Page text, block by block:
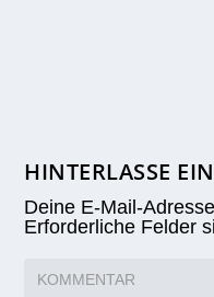
HINTERLASSE
Deine E-Mail-
Erforderliche Felder